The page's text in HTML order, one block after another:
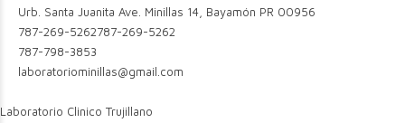
Urb. Santa Juanita Ave. Minillas 14, Bayamón PR 00956
787-269-5262787-269-5262
787-798-3853
laboratoriominillas@gmail.com
Laboratorio Clinico Trujillano